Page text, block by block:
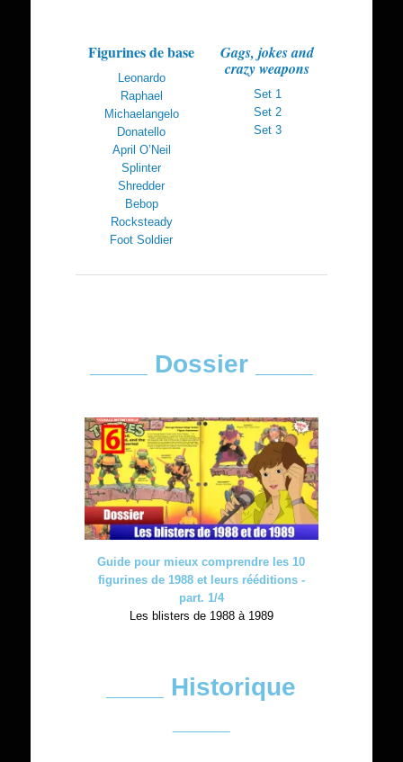
Figurines de base
Leonardo
Raphael
Michaelangelo
Donatello
April O’Neil
Splinter
Shredder
Bebop
Rocksteady
Foot Soldier
Gags, jokes and
crazy weapons
Set 1
Set 2
Set 3
____ Dossier ____
Guide pour mieux comprendre les 10
figurines de 1988 et leurs rééditions -
part. 1/4
Les blisters de 1988 à 1989
____ Historique